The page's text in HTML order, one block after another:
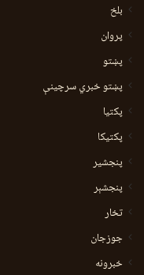
بلخ
پروان
پښتو
پښتو خبري سرچينې
پکتيا
پکتیکا
پنجشیر
پنجشېر
تخار
جوزجان
خبرونه